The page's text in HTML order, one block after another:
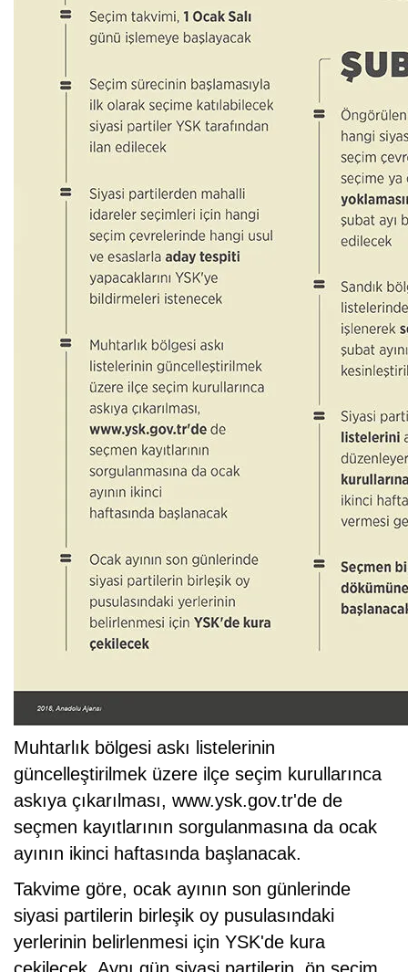
Muhtarlık bölgesi askı listelerinin
güncelleştirilmek üzere ilçe seçim kurullarınca
askıya çıkarılması, www.ysk.gov.tr'de de
seçmen kayıtlarının sorgulanmasına da ocak
ayının ikinci haftasında başlanacak.
Takvime göre, ocak ayının son günlerinde
siyasi partilerin birleşik oy pusulasındaki
yerlerinin belirlenmesi için YSK'de kura
çekilecek. Aynı gün siyasi partilerin, ön seçim